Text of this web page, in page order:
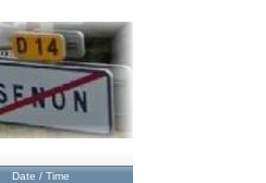
Date / Time